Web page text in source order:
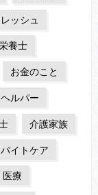
ッシュ
養士
お金のこと
ヘルパー
介護家族
イトケア
医療